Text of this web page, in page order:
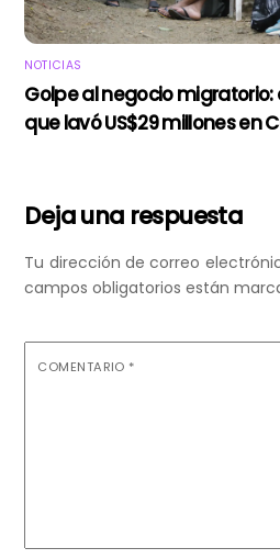
NOTICIAS
Golpe al negocio
que lavó US$29 millones en
Deja una respuesta
Tu dirección de correo
campos obligatorios están
COMENTARIO *